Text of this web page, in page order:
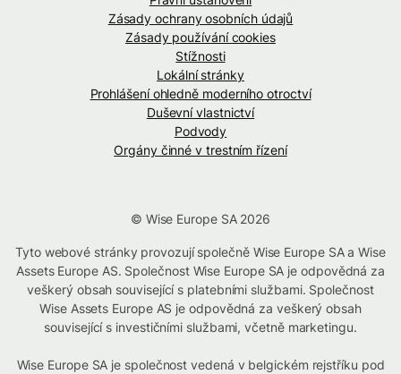
Zásady ochrany osobních údajů
Zásady používání cookies
Stížnosti
Lokální stránky
Prohlášení ohledně moderního otroctví
Duševní vlastnictví
Podvody
Orgány činné v trestním řízení
© Wise Europe SA 2026
Tyto webové stránky provozují společně Wise Europe SA a Wise
Assets Europe AS. Společnost Wise Europe SA je odpovědná za
veškerý obsah související s platebními službami. Společnost
Wise Assets Europe AS je odpovědná za veškerý obsah
související s investičními službami, včetně marketingu.
Wise Europe SA je společnost vedená v belgickém rejstříku pod